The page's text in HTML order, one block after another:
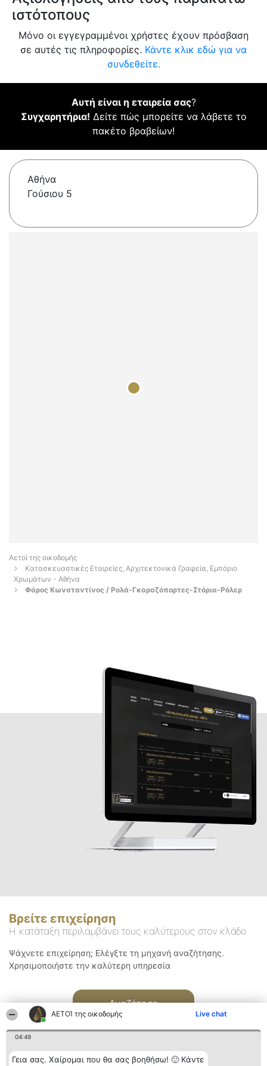
ΑΕΤΟΊ της οικοδομής Live chat
04:49
Γεια σας. Χαίρομαι που θα σας βοηθήσω! 🙂 Κάντε
ιστότοπους
Μόνο οι εγγεγραμμένοι χρήστες έχουν πρόσβαση
σε αυτές τις πληροφορίες. Κάντε κλικ εδώ για να
συνδεθείτε.
Αυτή είναι η εταιρεία σας?
Συγχαρητήρια! Δείτε πώς μπορείτε να λάβετε το
πακέτο βραβείων!
Αθήνα
Γούσιου 5
Αετοί της οικοδομής
Κατασκευαστικές Εταιρείες, Αρχιτεκτονικά Γραφεία, Εμπόριο
Χρωμάτων - Αθήνα
Φάρος Κωνσταντίνος / Ρολά-Γκαραζόπορτες-Στόρια-Ρόλερ
Βρείτε επιχείρηση
Η κατάταξη περιλαμβάνει τους καλύτερους στον κλάδο
Ψάχνετε επιχείρηση; Ελέγξτε τη μηχανή αναζήτησης.
Χρησιμοποιήστε την καλύτερη υπηρεσία
Αναζήτηση